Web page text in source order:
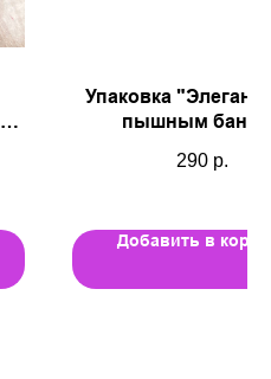
Упаковка
пышным
290 р.
Добавить в